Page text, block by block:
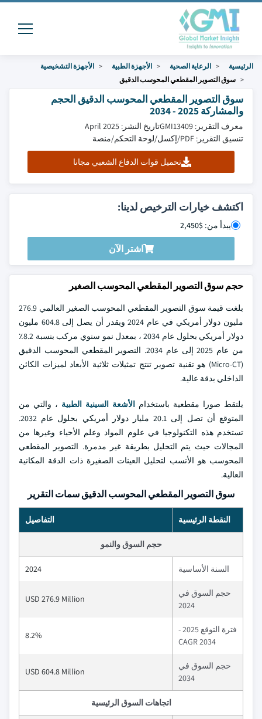
الرئيسية الرعاية الصحية الأجهزة الطبية
الأجهزة التشخيصية
سوق التصوير المقطعي المحوسب الدقيق
سوق التصوير المقطعي المحوسب الدقيق الحجم
والمشاركة 2025 - 2034
معرف التقرير: GMI13409
تاريخ النشر: April 2025
تنسيق التقرير: PDF/إكسل/لوحة التحكم/منصة
تحميل قوات الدفاع الشعبي مجانا
اكتشف خيارات الترخيص لدينا:
يبدأ من: $2,450
اشتر الآن
حجم سوق التصوير المقطعي المحوسب الصغير
بلغت قيمة سوق التصوير المقطعي المحوسب الصغير العالمي 276.9
مليون دولار أمريكي في عام 2024 ويقدر أن يصل إلى 604.8 مليون
دولار أمريكي بحلول عام 2034 ، بمعدل نمو سنوي مركب بنسبة 8.2٪
من عام 2025 إلى عام 2034. التصوير المقطعي المحوسب الدقيق
(Micro-CT) هو تقنية تصوير تنتج تمثيلات ثلاثية الأبعاد لميزات الكائن
الداخلي بدقة عالية.
يلتقط صورا مقطعية باستخدام الأشعة السينية الطبية ، والتي من
المتوقع أن تصل إلى 20.1 مليار دولار أمريكي بحلول عام 2032.
تستخدم هذه التكنولوجيا في علوم المواد وعلم الأحياء وغيرها من
المجالات حيث يتم التحليل بطريقة غير مدمرة. التصوير المقطعي
المحوسب هو الأنسب لتحليل العينات الصغيرة ذات الدقة المكانية
العالية.
سوق التصوير المقطعي المحوسب الدقيق سمات التقرير
النقطة الرئيسية التفاصيل
حجم السوق والنمو
السنة الأساسية 2024
حجم السوق في
2024
USD 276.9 Million
فترة التوقع 2025 -
2034 CAGR
8.2%
حجم السوق في
2034
USD 604.8 Million
اتجاهات السوق الرئيسية